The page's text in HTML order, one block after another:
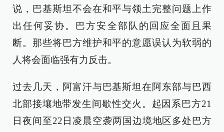
说，巴基斯坦不会在和平与领土完整问题上作
出任何妥协。巴方安全部队的回应全面且果
断。那些将巴方维护和平的意愿误认为软弱的
人将会面临强有力反击。
过去几天，阿富汗与巴基斯坦在阿东部与巴西
北部接壤地带发生间歇性交火。起因系巴方21
日夜间至22日凌晨空袭两国边境地区多处巴方